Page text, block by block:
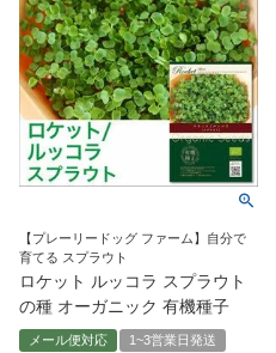
【プレーリードッグ ファーム】自分で
育てる スプラウト
ロケット ルッコラ スプラウト
の種 オーガニック 有機種子
メール便対応 1~3営業日発送